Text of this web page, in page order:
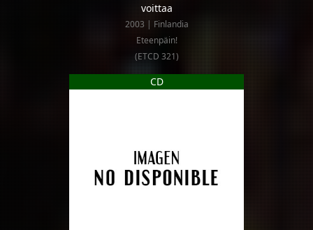
voittaa
2003 | Finlandia
Eteenpäin!
(ETCD 321)
CD